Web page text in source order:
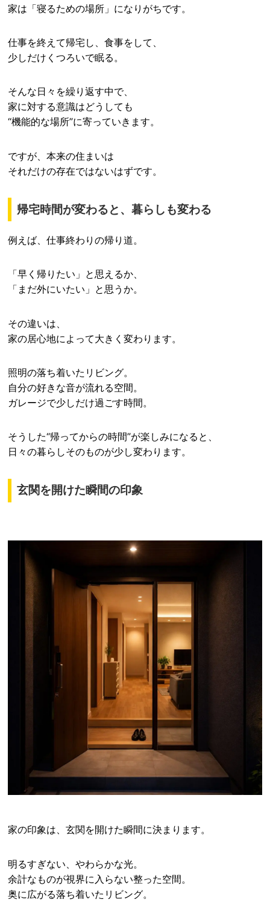
家は「寝るための場所」になりがちです。
仕事を終えて帰宅し、食事をして、
少しだけくつろいで眠る。
そんな日々を繰り返す中で、
家に対する意識はどうしても
“機能的な場所”に寄っていきます。
ですが、本来の住まいは
それだけの存在ではないはずです。
帰宅時間が変わると、暮らしも変わる
例えば、仕事終わりの帰り道。
「早く帰りたい」と思えるか、
「まだ外にいたい」と思うか。
その違いは、
家の居心地によって大きく変わります。
照明の落ち着いたリビング。
自分の好きな音が流れる空間。
ガレージで少しだけ過ごす時間。
そうした“帰ってからの時間”が楽しみになると、
日々の暮らしそのものが少し変わります。
玄関を開けた瞬間の印象
家の印象は、玄関を開けた瞬間に決まります。
明るすぎない、やわらかな光。
余計なものが視界に入らない整った空間。
奥に広がる落ち着いたリビング。